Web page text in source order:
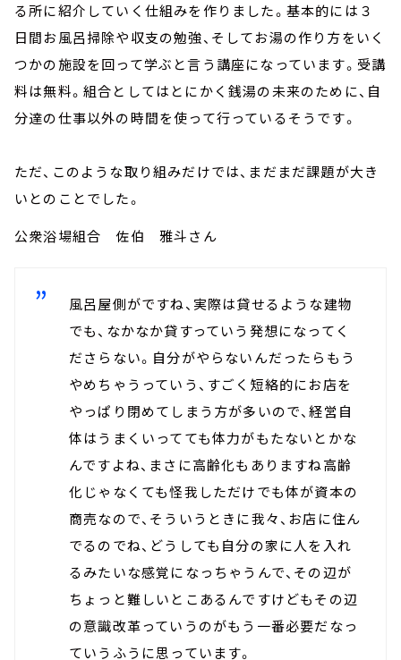
る所に紹介していく仕組みを作りました。基本的には３
日間お風呂掃除や収支の勉強、そしてお湯の作り方をいく
つかの施設を回って学ぶと言う講座になっています。受講
料は無料。組合としてはとにかく銭湯の未来のために、自
分達の仕事以外の時間を使って行っているそうです。
ただ、このような取り組みだけでは、まだまだ課題が大き
いとのことでした。
公衆浴場組合 佐伯 雅斗さん
風呂屋側がですね、実際は貸せるような建物
でも、なかなか貸すっていう発想になってく
ださらない。自分がやらないんだったらもう
やめちゃうっていう、すごく短絡的にお店を
やっぱり閉めてしまう方が多いので、経営自
体はうまくいってても体力がもたないとかな
んですよね、まさに高齢化もありますね高齢
化じゃなくても怪我しただけでも体が資本の
商売なので、そういうときに我々、お店に住ん
でるのでね、どうしても自分の家に人を入れ
るみたいな感覚になっちゃうんで、その辺が
ちょっと難しいとこあるんですけどもその辺
の意識改革っていうのがもう一番必要だなっ
ていうふうに思っています。